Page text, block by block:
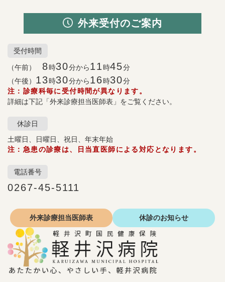
外来受付のご案内
受付時間
（午前） 8時30分から11時45分
（午後） 13時30分から16時30分
注：診療科毎に受付時間が異なります。
詳細は下記「外来診療担当医師表」をご覧ください。
休診日
土曜日、日曜日、祝日、年末年始
注：急患の診療は、日当直医師による対応となります。
電話番号
0267-45-5111
外来診療担当医師表 休診のお知らせ